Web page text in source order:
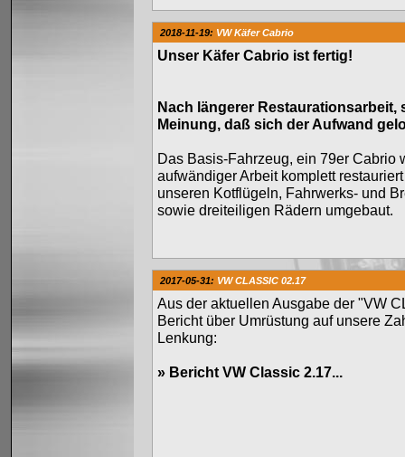
2018-11-19: VW Käfer Cabrio
Unser Käfer Cabrio ist fertig!
Nach längerer Restaurationsarbeit,
Meinung, daß sich der Aufwand
Das Basis-Fahrzeug, ein 79er Cabrio
aufwändiger Arbeit komplett
unseren Kotflügeln, Fahrwerks- und
sowie dreiteiligen Rädern umgebaut.
2017-05-31: VW CLASSIC 02.17
Aus der aktuellen Ausgabe der "VW
Bericht über Umrüstung auf unsere
Lenkung:
» Bericht VW Classic 2.17...